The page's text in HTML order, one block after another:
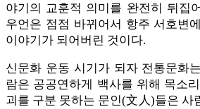
야기의 교훈적 의미를 완전히 뒤집
우언은 점점 바뀌어서 항주 서호변
이야기가 되어버린 것이다.
신문화 운동 시기가 되자 전통문화
람은 공공연하게 백사를 위해 목소
괴를 구분 못하는 문인(文人)들은 사